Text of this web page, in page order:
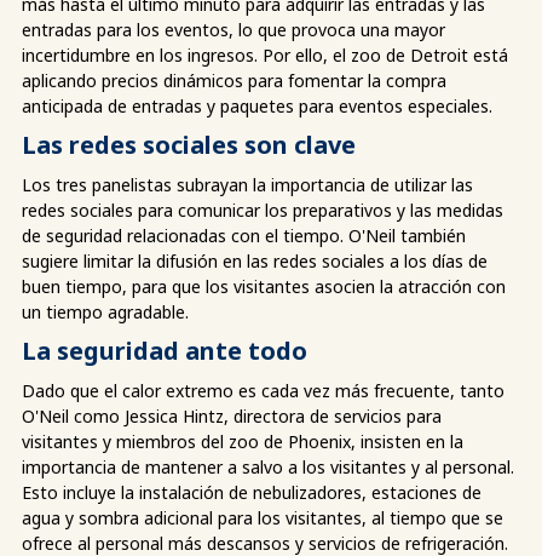
entradas para los eventos, lo que provoca una mayor
incertidumbre en los ingresos. Por ello, el zoo de Detroit está
aplicando precios dinámicos para fomentar la compra
anticipada de entradas y paquetes para eventos especiales.
Las redes sociales son clave
Los tres panelistas subrayan la importancia de utilizar las
redes sociales para comunicar los preparativos y las medidas
de seguridad relacionadas con el tiempo. O'Neil también
sugiere limitar la difusión en las redes sociales a los días de
buen tiempo, para que los visitantes asocien la atracción con
un tiempo agradable.
La seguridad ante todo
Dado que el calor extremo es cada vez más frecuente, tanto
O'Neil como Jessica Hintz, directora de servicios para
visitantes y miembros del zoo de Phoenix, insisten en la
importancia de mantener a salvo a los visitantes y al personal.
Esto incluye la instalación de nebulizadores, estaciones de
agua y sombra adicional para los visitantes, al tiempo que se
ofrece al personal más descansos y servicios de refrigeración.